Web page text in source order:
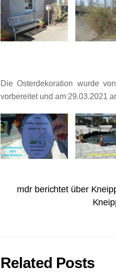
Die Osterdekoration wurde
vorbereitet und am 29.03.2021
mdr berichtet über
Related Posts